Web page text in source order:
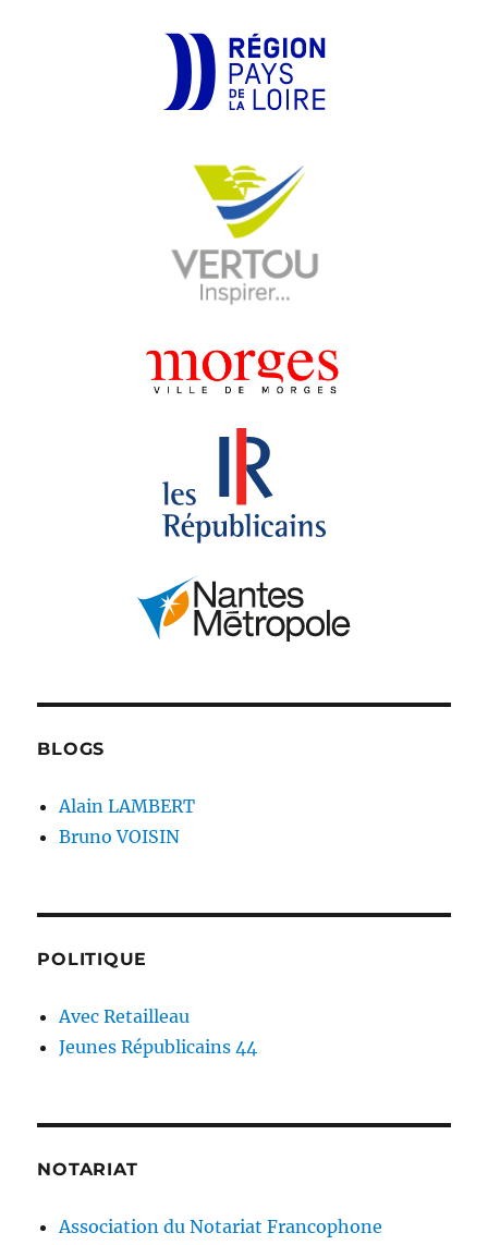
BLOGS
Alain LAMBERT
Bruno VOISIN
POLITIQUE
Avec Retailleau
Jeunes Républicains 44
NOTARIAT
Association du Notariat Francophone